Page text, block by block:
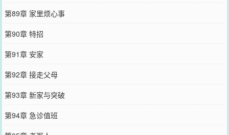
第89章 家里烦心事
第90章 特招
第91章 安家
第92章 接走父母
第93章 新家与突破
第94章 急诊值班